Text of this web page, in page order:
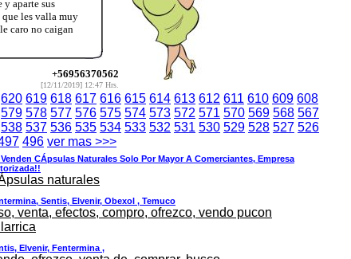
aparte sus
que les valla muy
caro no caigan
+56956370562
[12/11/2019] 12:47 Hrs.
620 619 618 617 616 615 614 613 612 611 610 609 608
579 578 577 576 575 574 573 572 571 570 569 568 567
538 537 536 535 534 533 532 531 530 529 528 527 526
496 ver mas >>>
Venden CÁpsulas Naturales Solo Por Mayor A Comerciantes, Empresa
naturales
Sentis, Elvenir, Obexol , Temuco
venta, efectos, compro, ofrezco, vendo pucon
Elvenir, Fentermina ,